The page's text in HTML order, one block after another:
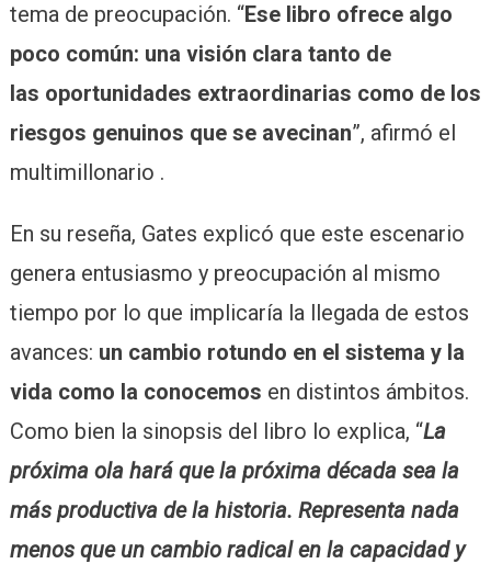
tema de preocupación. “Ese libro ofrece algo
poco común: una visión clara tanto de
las oportunidades extraordinarias como de los
riesgos genuinos que se avecinan”, afirmó el
multimillonario .
En su reseña, Gates explicó que este escenario
genera entusiasmo y preocupación al mismo
tiempo por lo que implicaría la llegada de estos
avances: un cambio rotundo en el sistema y la
vida como la conocemos en distintos ámbitos.
Como bien la sinopsis del libro lo explica, “La
próxima ola hará que la próxima década sea la
más productiva de la historia. Representa nada
menos que un cambio radical en la capacidad y